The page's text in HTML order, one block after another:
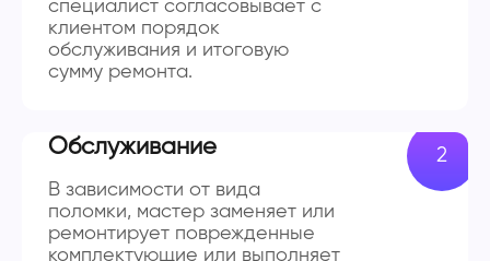
специалист согласовывает с
клиентом порядок
обслуживания и итоговую
сумму ремонта.
Обслуживание
В зависимости от вида
поломки, мастер заменяет или
ремонтирует поврежденные
комплектующие или выполняет